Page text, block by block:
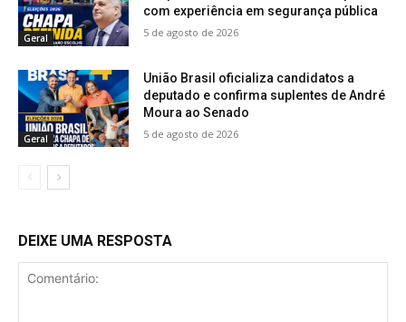
Geral
com experiência em segurança pública
5 de agosto de 2026
Geral
União Brasil oficializa candidatos a
deputado e confirma suplentes de André
Moura ao Senado
5 de agosto de 2026
DEIXE UMA RESPOSTA